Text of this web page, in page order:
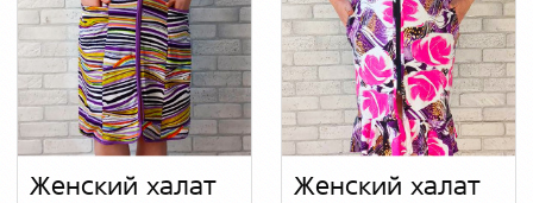
Женский халат
Женский халат